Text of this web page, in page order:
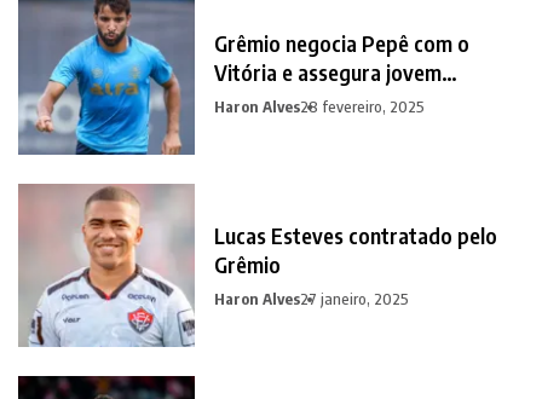
Grêmio negocia Pepê com o
Vitória e assegura jovem
promessa em contrapartida
Haron Alves28 fevereiro, 2025
Lucas Esteves contratado pelo
Grêmio
Haron Alves27 janeiro, 2025